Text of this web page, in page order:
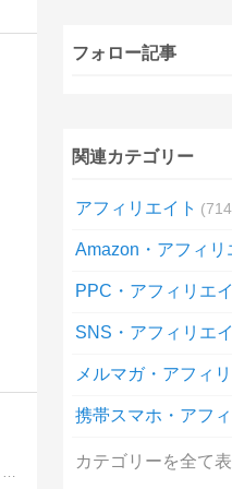
アフィリエイトやアドセンス、様々な転売など、その全てで結果を出してきた私だからこそ断言できる！あらゆるネットビジネスで何より結果が出せるノウハウを完全無料でプレゼントします。
フォロー記事
関連カテゴリー
アフィリエイト
Amazon・アフィリ
PPC・アフィリエ
SNS・アフィリエ
メルマガ・アフィ
携帯スマホ・アフ
カテゴリーを全て